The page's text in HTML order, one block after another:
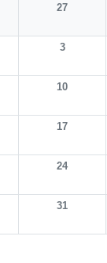
27
3
10
17
24
31